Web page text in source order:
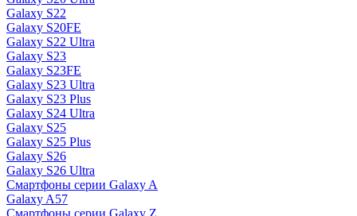
Galaxy S22
Galaxy S20FE
Galaxy S22 Ultra
Galaxy S23
Galaxy S23FE
Galaxy S23 Ultra
Galaxy S23 Plus
Galaxy S24 Ultra
Galaxy S25
Galaxy S25 Plus
Galaxy S26
Galaxy S26 Ultra
Смартфоны серии Galaxy A
Galaxy A57
Смартфоны серии Galaxy Z